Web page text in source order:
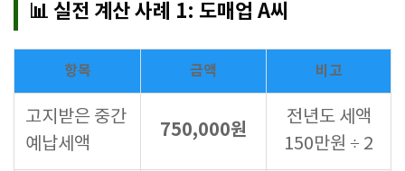
📊 실전 계산 사례 1: 도매업 A씨
항목 금액 비고
고지받은 중간
예납세액
750,000원
전년도 세액
150만원 ÷ 2